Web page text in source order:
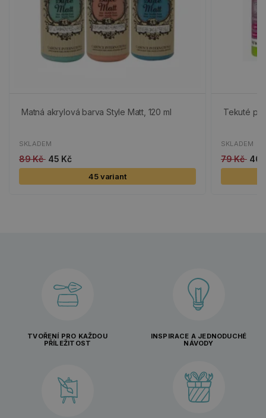
Matná akrylová barva Style Matt, 120 ml
SKLADEM
89 Kč 45 Kč
45 variant
Tekuté
SKLADEM
79 Kč 40
TVOŘENÍ PRO KAŽDOU
PŘÍLEŽITOST
INSPIRACE A JEDNODUCHÉ
NÁVODY